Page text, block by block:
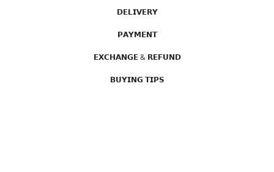
𝗗𝗘𝗟𝗜𝗩𝗘𝗥𝗬
𝗣𝗔𝗬𝗠𝗘𝗡𝗧
𝗘𝗫𝗖𝗛𝗔𝗡𝗚𝗘 & 𝗥𝗘𝗙𝗨𝗡𝗗
𝗕𝗨𝗬𝗜𝗡𝗚 𝗧𝗜𝗣𝗦